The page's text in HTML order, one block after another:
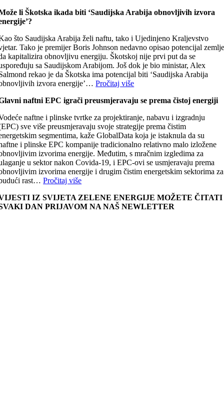
li Škotska ikada biti ‘Saudijska Arabija obnovljivih izvora
što Saudijska Arabija želi naftu, tako i Ujedinjeno Kraljevstvo
Tako je premijer Boris Johnson nedavno opisao potencijal
kapitalizira obnovljivu energiju. Škotskoj nije prvi put da se
sa Saudijskom Arabijom. Još dok je bio ministar, Alex
rekao je da Škotska ima potencijal biti ‘Saudijska Arabija
izvora energije’…Pročitaj više
naftni EPC igrači preusmjeravaju se prema čistoj energiji
naftne i plinske tvrtke za projektiranje, nabavu i izgradnju
sve više preusmjeravaju svoje strategije prema čistim
segmentima, kaže GlobalData koja je istaknula da su
i plinske EPC kompanije tradicionalno relativno malo izložene
izvorima energije. Međutim, s mračnim izgledima za
u sektor nakon Covida-19, i EPC-ovi se usmjeravaju prema
izvorima energije i drugim čistim energetskim sektorima za
rast…Pročitaj više
IZ SVIJETA ZELENE ENERGIJE MOŽETE ČITATI
DAN PRIJAVOM NA NAŠ NEWLETTER